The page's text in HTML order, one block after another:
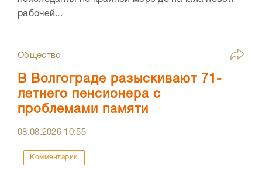
рабочей...
Общество
В Волгограде разыскивают 71-
летнего пенсионера с
проблемами памяти
08.08.2026 10:55
Комментарии